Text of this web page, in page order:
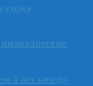
ухода
5 лет назад»